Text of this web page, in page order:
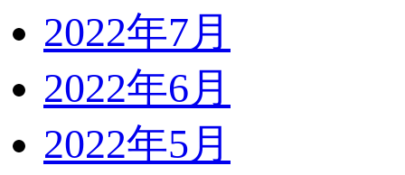
2022年7月
2022年6月
2022年5月